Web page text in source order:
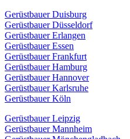
Gerüstbauer Duisburg
Gerüstbauer Düsseldorf
Gerüstbauer Erlangen
Gerüstbauer Essen
Gerüstbauer Frankfurt
Gerüstbauer Hamburg
Gerüstbauer Hannover
Gerüstbauer Karlsruhe
Gerüstbauer Köln
Gerüstbauer Leipzig
Gerüstbauer Mannheim